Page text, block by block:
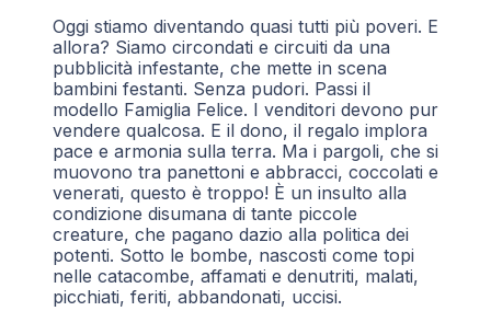
Oggi stiamo diventando quasi tutti più poveri. E
allora? Siamo circondati e circuiti da una
pubblicità infestante, che mette in scena
bambini festanti. Senza pudori. Passi il
modello Famiglia Felice. I venditori devono pur
vendere qualcosa. E il dono, il regalo implora
pace e armonia sulla terra. Ma i pargoli, che si
muovono tra panettoni e abbracci, coccolati e
venerati, questo è troppo! È un insulto alla
condizione disumana di tante piccole
creature, che pagano dazio alla politica dei
potenti. Sotto le bombe, nascosti come topi
nelle catacombe, affamati e denutriti, malati,
picchiati, feriti, abbandonati, uccisi.